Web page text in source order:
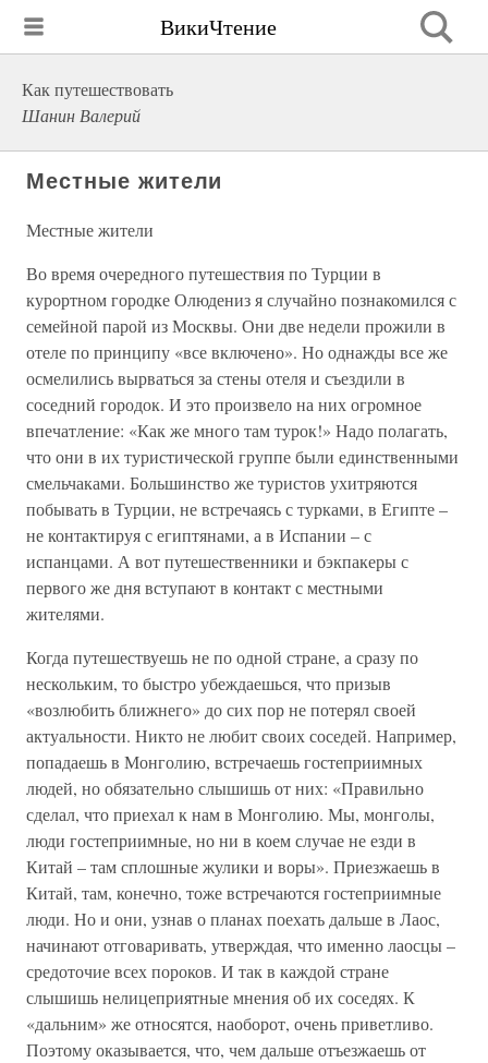
ВикиЧтение
Как путешествовать
Шанин Валерий
Местные жители
Местные жители
Во время очередного путешествия по Турции в
курортном городке Олюдениз я случайно познакомился с
семейной парой из Москвы. Они две недели прожили в
отеле по принципу «все включено». Но однажды все же
осмелились вырваться за стены отеля и съездили в
соседний городок. И это произвело на них огромное
впечатление: «Как же много там турок!» Надо полагать,
что они в их туристической группе были единственными
смельчаками. Большинство же туристов ухитряются
побывать в Турции, не встречаясь с турками, в Египте –
не контактируя с египтянами, а в Испании – с
испанцами. А вот путешественники и бэкпакеры с
первого же дня вступают в контакт с местными
жителями.
Когда путешествуешь не по одной стране, а сразу по
нескольким, то быстро убеждаешься, что призыв
«возлюбить ближнего» до сих пор не потерял своей
актуальности. Никто не любит своих соседей. Например,
попадаешь в Монголию, встречаешь гостеприимных
людей, но обязательно слышишь от них: «Правильно
сделал, что приехал к нам в Монголию. Мы, монголы,
люди гостеприимные, но ни в коем случае не езди в
Китай – там сплошные жулики и воры». Приезжаешь в
Китай, там, конечно, тоже встречаются гостеприимные
люди. Но и они, узнав о планах поехать дальше в Лаос,
начинают отговаривать, утверждая, что именно лаосцы –
средоточие всех пороков. И так в каждой стране
слышишь нелицеприятные мнения об их соседях. К
«дальним» же относятся, наоборот, очень приветливо.
Поэтому оказывается, что, чем дальше отъезжаешь от